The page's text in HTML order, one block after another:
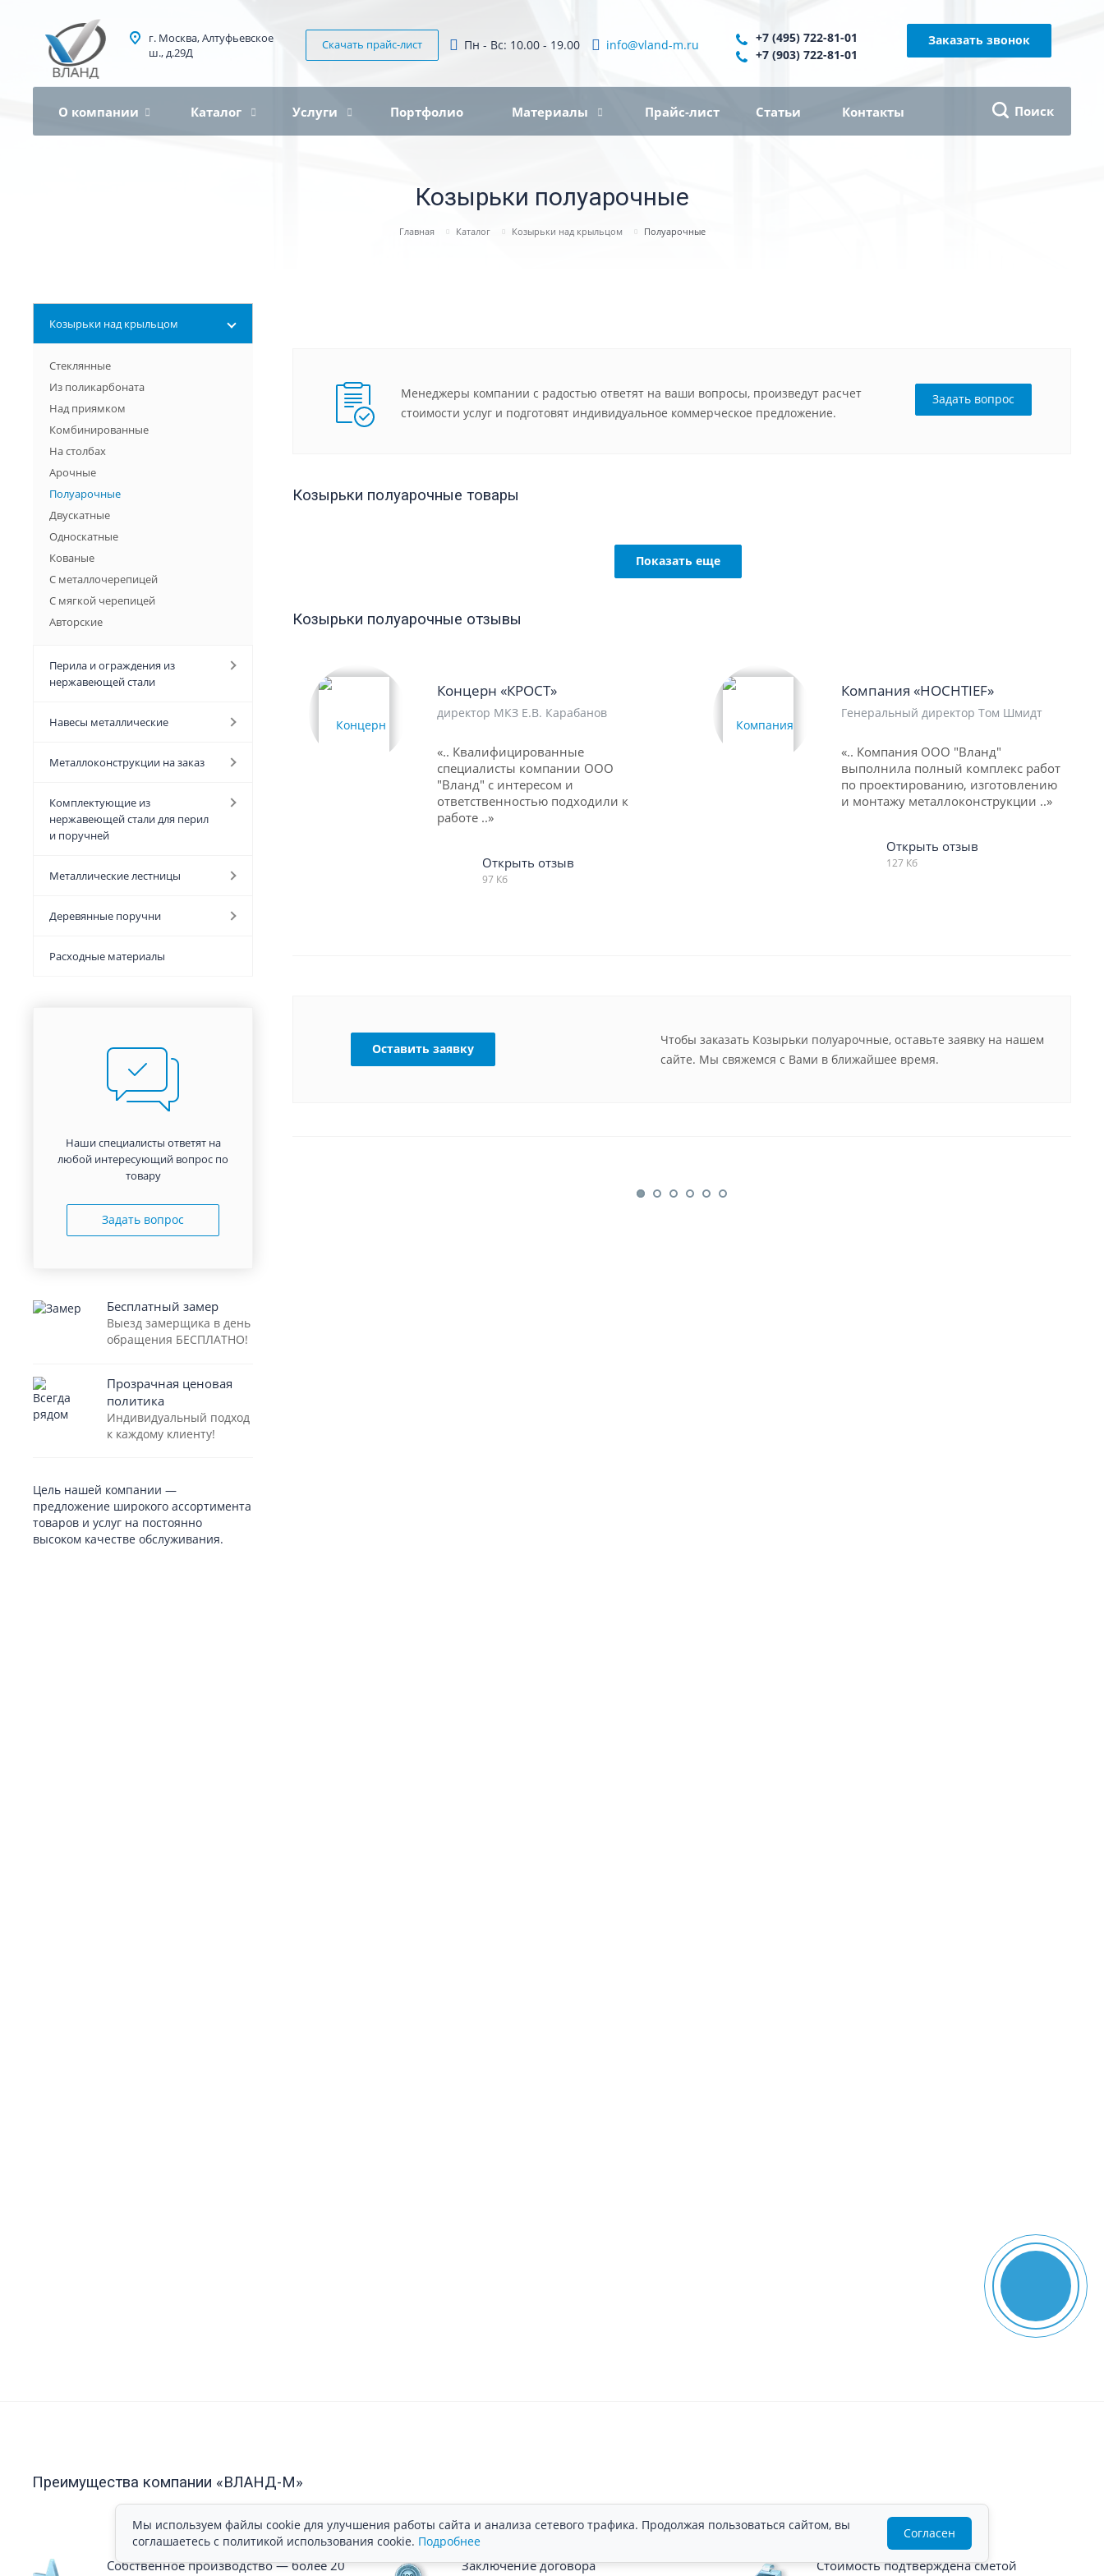
г. Москва, Алтуфьевское
ш., д.29Д
Скачать прайс-лист Пн - Вс: 10.00 - 19.00 info@vland-m.ru
+7 (495) 722-81-01
+7 (903) 722-81-01
Заказать звонок
Поиск
О компании Каталог Услуги Портфолио Материалы Прайс-лист Статьи Контакты
Козырьки полуарочные
Главная Каталог Козырьки над крыльцом Полуарочные
Менеджеры компании с радостью ответят на ваши вопросы, произведут расчет
стоимости услуг и подготовят индивидуальное коммерческое предложение.
Задать вопрос
Козырьки полуарочные товары
Показать еще
Козырьки полуарочные отзывы
Концерн «КРОСТ»
директор МКЗ Е.В. Карабанов
«.. Квалифицированные
специалисты компании ООО
"Вланд" с интересом и
ответственностью подходили к
работе ..»
Открыть отзыв
97 Кб
Компания «HOCHTIEF»
Генеральный директор Том Шмидт
«.. Компания ООО "Вланд"
выполнила полный комплекс работ
по проектированию, изготовлению
и монтажу металлоконструкции ..»
Открыть отзыв
127 Кб
Оставить заявку
Чтобы заказать Козырьки полуарочные, оставьте заявку на нашем
сайте. Мы свяжемся с Вами в ближайшее время.
Козырьки над крыльцом
Стеклянные
Из поликарбоната
Над приямком
Комбинированные
На столбах
Арочные
Полуарочные
Двускатные
Односкатные
Кованые
С металлочерепицей
С мягкой черепицей
Авторские
Перила и ограждения из
нержавеющей стали
Навесы металлические
Металлоконструкции на заказ
Комплектующие из
нержавеющей стали для перил
и поручней
Металлические лестницы
Деревянные поручни
Расходные материалы
Наши специалисты ответят на
любой интересующий вопрос по
товару
Задать вопрос
Бесплатный замер
Выезд замерщика в день
обращения БЕСПЛАТНО!
Прозрачная ценовая
политика
Индивидуальный подход
к каждому клиенту!
Цель нашей компании —
предложение широкого ассортимента
товаров и услуг на постоянно
высоком качестве обслуживания.
Преимущества компании «ВЛАНД-М»
Собственное производство — более 20
Заключение договора Стоимость подтверждена сметой
Мы используем файлы cookie для улучшения работы сайта и анализа сетевого трафика. Продолжая пользоваться сайтом, вы
соглашаетесь с политикой использования cookie. Подробнее
Согласен